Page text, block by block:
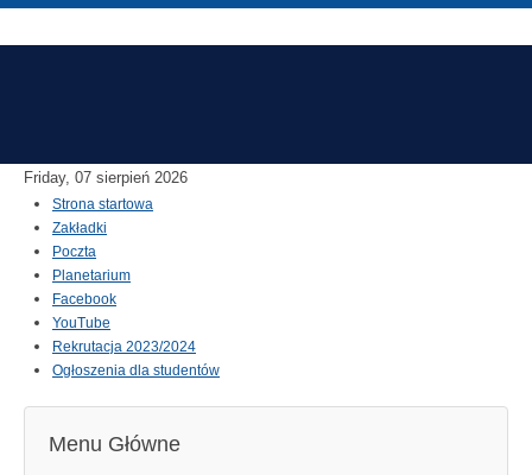
Friday, 07 sierpień 2026
Strona startowa
Zakładki
Poczta
Planetarium
Facebook
YouTube
Rekrutacja 2023/2024
Ogłoszenia dla studentów
Menu Główne